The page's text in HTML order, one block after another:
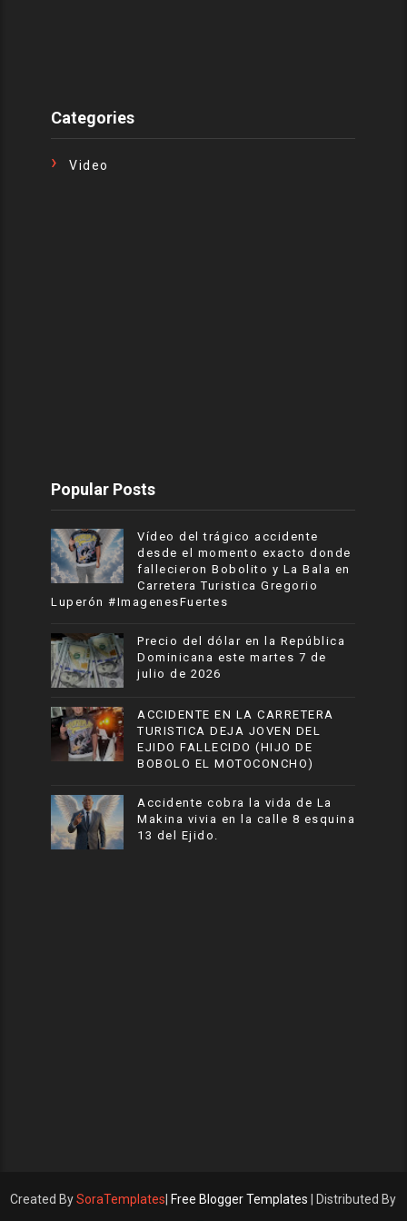
Categories
Video
Popular Posts
Vídeo del trágico accidente
desde el momento exacto donde
fallecieron Bobolito y La Bala en
Carretera Turistica Gregorio
Luperón #ImagenesFuertes
Precio del dólar en la República
Dominicana este martes 7 de
julio de 2026
ACCIDENTE EN LA CARRETERA
TURISTICA DEJA JOVEN DEL
EJIDO FALLECIDO (HIJO DE
BOBOLO EL MOTOCONCHO)
Accidente cobra la vida de La
Makina vivia en la calle 8 esquina
13 del Ejido.
Created BySoraTemplates Free Blogger Templates | Distributed By